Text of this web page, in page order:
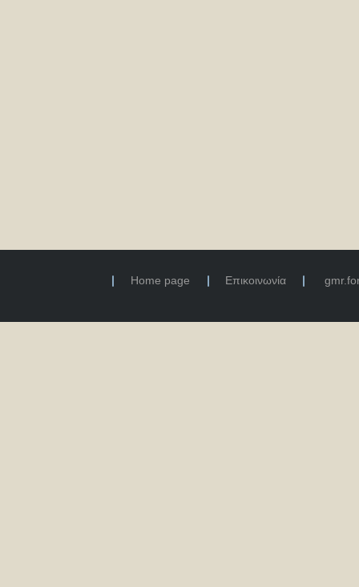
Home page Επικοινωνία